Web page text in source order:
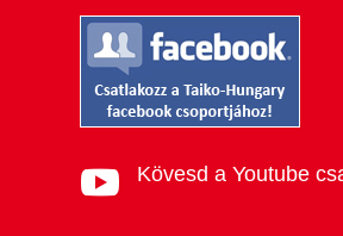
 Kövesd a Youtube